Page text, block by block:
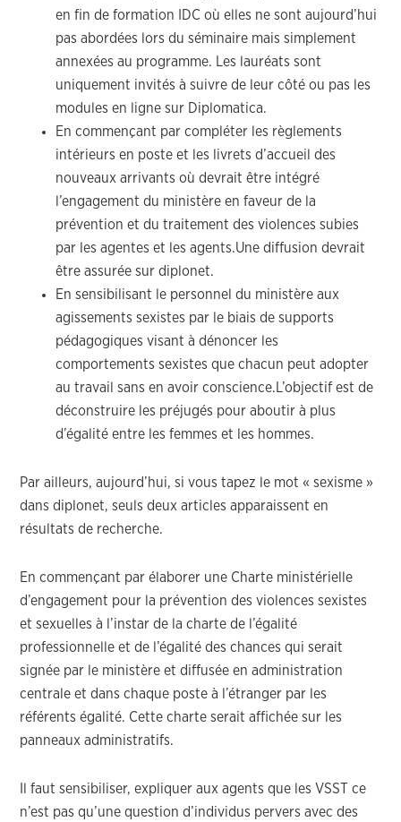
en fin de formation IDC où elles ne sont aujourd’hui
pas abordées lors du séminaire mais simplement
annexées au programme. Les lauréats sont
uniquement invités à suivre de leur côté ou pas les
modules en ligne sur Diplomatica.
En commençant par compléter les règlements
intérieurs en poste et les livrets d’accueil des
nouveaux arrivants où devrait être intégré
l’engagement du ministère en faveur de la
prévention et du traitement des violences subies
par les agentes et les agents.Une diffusion devrait
être assurée sur diplonet.
En sensibilisant le personnel du ministère aux
agissements sexistes par le biais de supports
pédagogiques visant à dénoncer les
comportements sexistes que chacun peut adopter
au travail sans en avoir conscience.L’objectif est de
déconstruire les préjugés pour aboutir à plus
d’égalité entre les femmes et les hommes.
Par ailleurs, aujourd’hui, si vous tapez le mot « sexisme »
dans diplonet, seuls deux articles apparaissent en
résultats de recherche.
En commençant par élaborer une Charte ministérielle
d’engagement pour la prévention des violences sexistes
et sexuelles à l’instar de la charte de l’égalité
professionnelle et de l’égalité des chances qui serait
signée par le ministère et diffusée en administration
centrale et dans chaque poste à l’étranger par les
référents égalité. Cette charte serait affichée sur les
panneaux administratifs.
Il faut sensibiliser, expliquer aux agents que les VSST ce
n’est pas qu’une question d’individus pervers avec des